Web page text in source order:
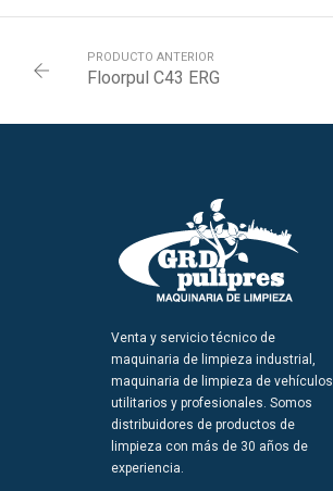
PRODUCTO ANTERIOR
Floorpul C43 ERG
Venta y servicio técnico de
maquinaria de limpieza industrial,
maquinaria de limpieza de vehículos
utilitarios y profesionales. Somos
distribuidores de productos de
limpieza con más de 30 años de
experiencia.